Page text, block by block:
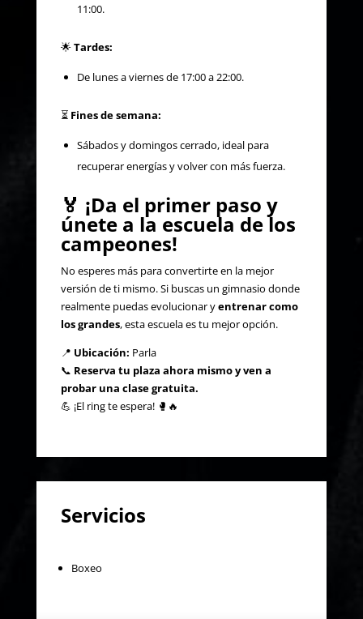
11:00.
🌟Tardes:
De lunes a viernes de 17:00 a 22:00.
⏳ Fines de semana:
Sábados y domingos cerrado, ideal para
recuperar energías y volver con más fuerza.
🏅 ¡Da el primer paso y
únete a la escuela de los
campeones!
No esperes más para convertirte en la mejor
versión de ti mismo. Si buscas un gimnasio donde
realmente puedas evolucionar yentrenar como
los grandes, esta escuela es tu mejor opción.
📍 Ubicación: Parla
📞 Reserva tu plaza ahora mismo y ven a
probar una clase gratuita.
💪 ¡El ring te espera! 🥊🔥
Servicios
Boxeo